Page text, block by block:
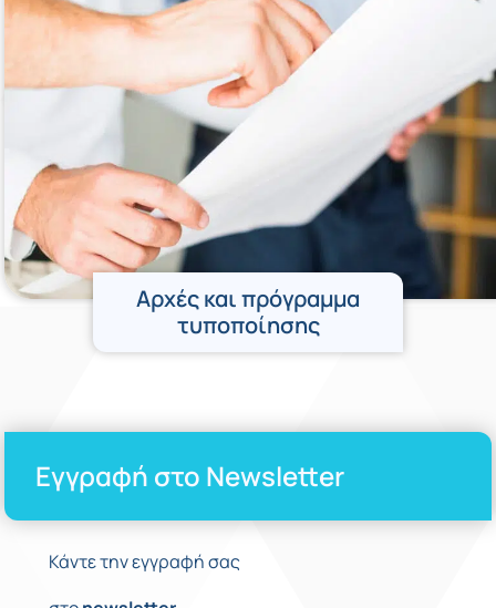
Αρχές και πρόγραμμα
τυποποίησης
Εγγραφή στο Newsletter
Κάντε την εγγραφή σας